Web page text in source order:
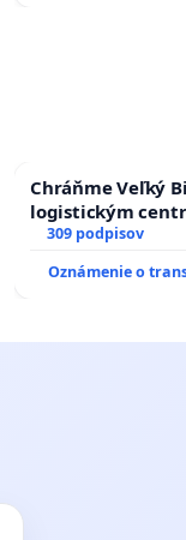
Chráňme Veľký
logistickým
309 podpisov
Oznámenie o